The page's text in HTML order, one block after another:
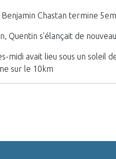
Benjamin Chastan termine
Quentin s’élançait de
midi avait lieu sous un soleil
sur le 10km